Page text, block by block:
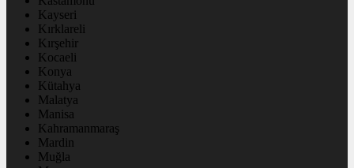
Kayseri
Kırklareli
Kırşehir
Kocaeli
Konya
Kütahya
Malatya
Manisa
Kahramanmaraş
Mardin
Muğla